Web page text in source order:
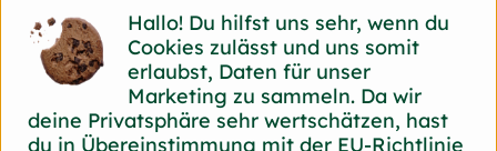
Hersteller: Söbbeke
diverse
Hallo! Du hilfst uns sehr, wenn du
Cookies zulässt und uns somit
erlaubst, Daten für unser
Marketing zu sammeln. Da wir
deine Privatsphäre sehr wertschätzen, hast
du in Übereinstimmung mit der EU-Richtlinie